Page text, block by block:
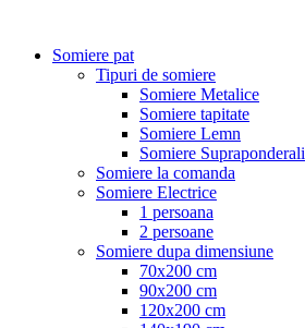
Somiere pat
Tipuri de somiere
Somiere Metalice
Somiere tapitate
Somiere Lemn
Somiere Supraponderali
Somiere la comanda
Somiere Electrice
1 persoana
2 persoane
Somiere dupa dimensiune
70x200 cm
90x200 cm
120x200 cm